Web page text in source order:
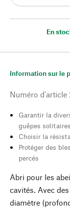
En
Information sur le
Numéro d'article
Garantir la
guêpes solitaires
Choisir la
Protéger des
percés
Abri pour les
cavités. Avec
diamètre